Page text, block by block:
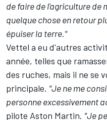
de faire de l'agriculture de
quelque chose en retour
épuiser la terre."
Vettel a eu d'autres
année, telles que
des ruches, mais il ne se
principale. "Je ne me
personne excessivement
pilote Aston Martin. "Je